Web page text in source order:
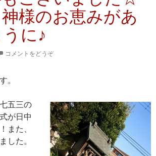
様のお恵みがあ
に♪
コメントをどうぞ
。
五三の
が日中
また、
した。